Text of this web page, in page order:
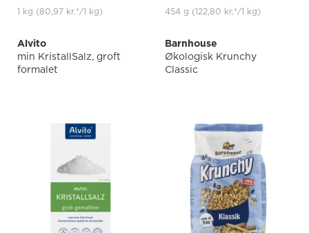
1 kg (80,97 kr.*/1 kg) 454 g (122,80 kr.*/1 kg)
Alvito
min KristallSalz, groft
formalet
Barnhouse
Økologisk Krunchy
Classic